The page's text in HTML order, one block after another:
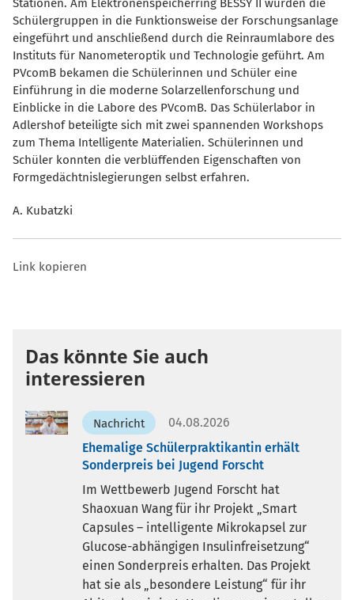
Stationen. Am Elektronenspeicherring BESSY II wurden die
Schülergruppen in die Funktionsweise der Forschungsanlage
eingeführt und anschließend durch die Reinraumlabore des
Instituts für Nanometeroptik und Technologie geführt. Am
PVcomB bekamen die Schülerinnen und Schüler eine
Einführung in die moderne Solarzellenforschung und
Einblicke in die Labore des PVcomB. Das Schülerlabor in
Adlershof beteiligte sich mit zwei spannenden Workshops
zum Thema Intelligente Materialien. Schülerinnen und
Schüler konnten die verblüffenden Eigenschaften von
Formgedächtnislegierungen selbst erfahren.
A. Kubatzki
Link kopieren
Das könnte Sie auch
interessieren
Nachricht
04.08.2026
Ehemalige Schülerpraktikantin erhält
Sonderpreis bei Jugend Forscht
Im Wettbewerb Jugend Forscht hat
Shaoxuan Wang für ihr Projekt „Smart
Capsules – intelligente Mikrokapsel zur
Glucose-abhängigen Insulinfreisetzung“
einen Sonderpreis erhalten. Das Projekt
hat sie als „besondere Leistung“ für ihr